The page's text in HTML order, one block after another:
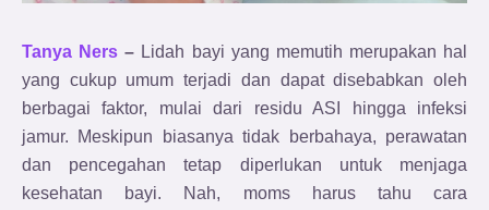
Tanya Ners – Lidah bayi yang memutih merupakan hal
yang cukup umum terjadi dan dapat disebabkan oleh
berbagai faktor, mulai dari residu ASI hingga infeksi
jamur. Meskipun biasanya tidak berbahaya, perawatan
dan pencegahan tetap diperlukan untuk menjaga
kesehatan bayi. Nah, moms harus tahu cara